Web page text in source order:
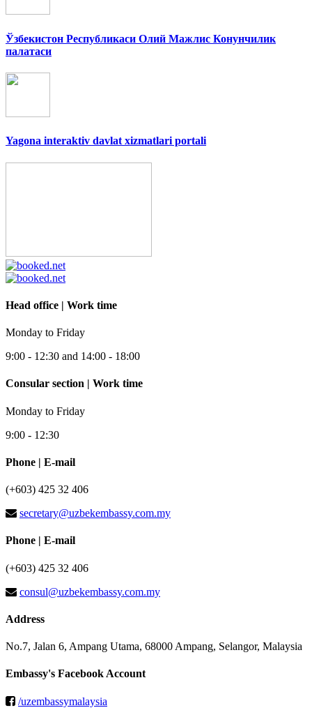
Ўзбекистон Республикаси Олий Мажлис Конунчилик
палатаси
Yagona interaktiv davlat xizmatlari portali
Head office | Work time
Monday to Friday
9:00 - 12:30 and 14:00 - 18:00
Consular section | Work time
Monday to Friday
9:00 - 12:30
Phone | E-mail
(+603) 425 32 406
secretary@uzbekembassy.com.my
Phone | E-mail
(+603) 425 32 406
consul@uzbekembassy.com.my
Address
No.7, Jalan 6, Ampang Utama, 68000 Ampang, Selangor, Malaysia
Embassy's Facebook Account
/uzembassymalaysia